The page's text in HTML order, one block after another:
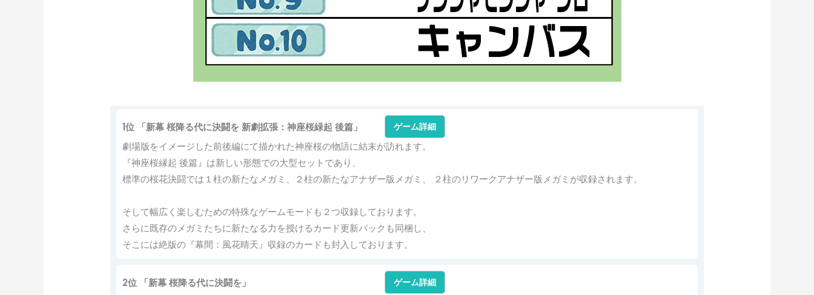
1位 「新幕 桜降る代に決闘を 新劇拡張：神座桜緑起 後篇」 ゲーム詳細
劇場版をイメージした前後編にて描かれた神座桜の物語に結末が訪れます。
『神座桜縁起 後篇』は新しい形態での大型セットであり、
標準の桜花決闘では１柱の新たなメガミ、２柱の新たなアナザー版メガミ、 ２柱のリワークアナザー版メガミが収録されます。
そして幅広く楽しむための特殊なゲームモードも２つ収録しております。
さらに既存のメガミたちに新たなる力を授けるカード更新パックも同梱し、
そこには絶版の『幕間：風花晴天』収録のカードも封入しております。
2位 「新幕 桜降る代に決闘を」 ゲーム詳細